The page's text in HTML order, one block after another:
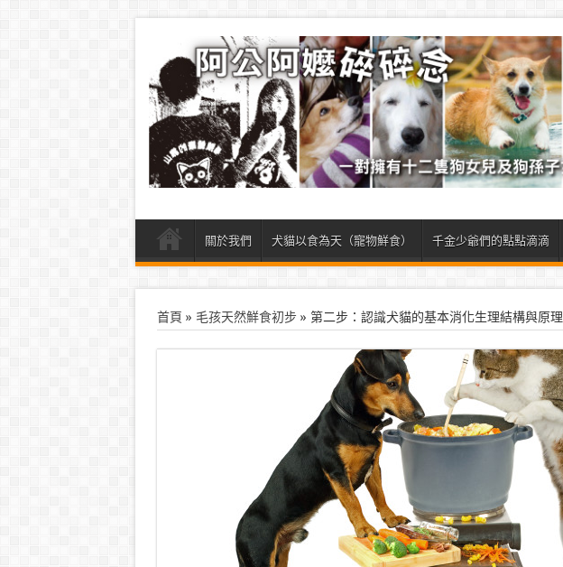
關於我們 犬貓以食為天（寵物鮮食） 千金少爺們的點點滴滴
首頁 » 毛孩天然鮮食初步 » 第二步：認識犬貓的基本消化生理結構與原理